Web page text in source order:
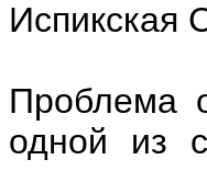
Испикская
Проблема
одной из